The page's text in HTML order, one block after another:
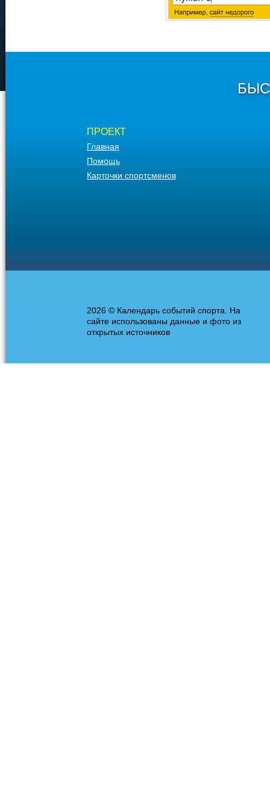
ПРОЕКТ
Главная
Помощь
Карточки спортсменов
2026 © Календарь событий спорта. На
сайте использованы данные и фото из
открытых источников